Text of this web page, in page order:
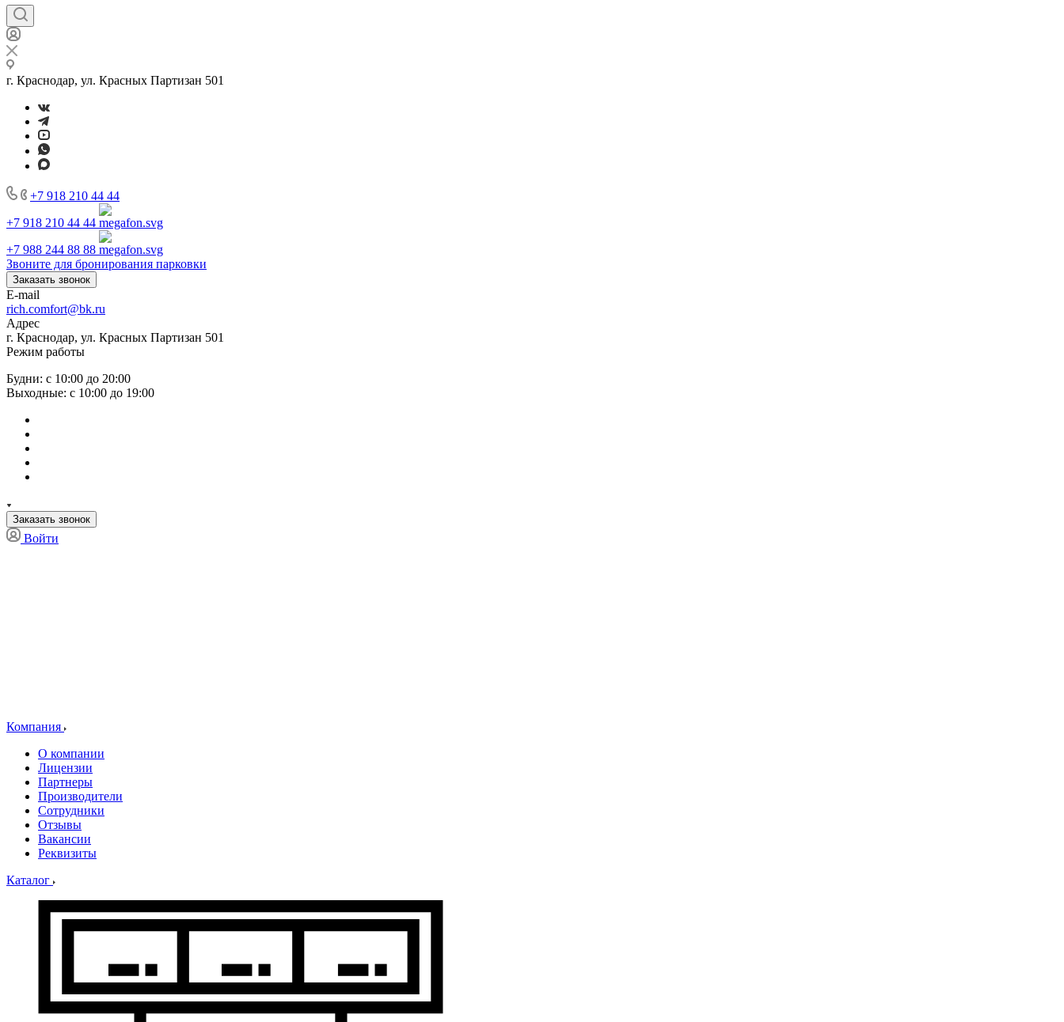
г. Краснодар, ул. Красных Партизан 501
+7 918 210 44 44
+7 918 210 44 44
+7 988 244 88 88
Звоните для бронирования парковки
Заказать звонок
E-mail
rich.comfort@bk.ru
Адрес
г. Краснодар, ул. Красных Партизан 501
Режим работы
Будни: с 10:00 до 20:00
Выходные: с 10:00 до 19:00
Заказать звонок
Войти
Компания
О компании
Лицензии
Партнеры
Производители
Сотрудники
Отзывы
Вакансии
Реквизиты
Каталог